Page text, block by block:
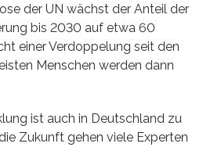
der UN wächst der Anteil der
bis 2030 auf etwa 60
einer Verdoppelung seit den
Menschen werden dann
ist auch in Deutschland zu
Zukunft gehen viele Experten